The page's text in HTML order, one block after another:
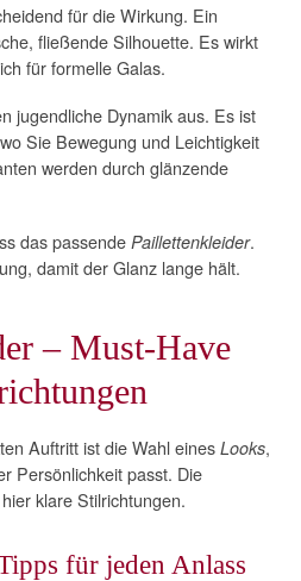
für die Wirkung. Ein
fließende Silhouette. Es wirkt
für formelle Galas.
jugendliche Dynamik aus. Es ist
Sie Bewegung und Leichtigkeit
werden durch glänzende
das passende Paillettenkleider.
damit der Glanz lange hält.
– Must-Have
Auftritt ist die Wahl eines Looks,
Persönlichkeit passt. Die
klare Stilrichtungen.
für jeden Anlass